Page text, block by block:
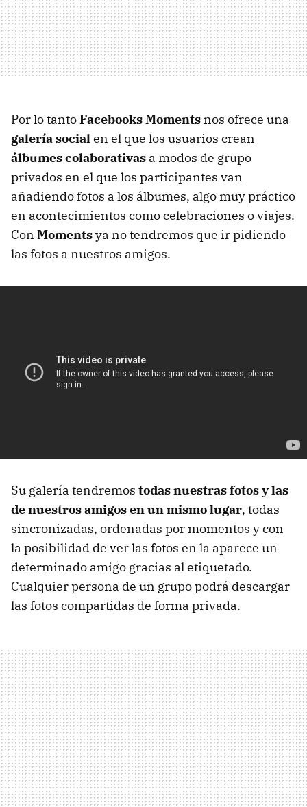
Por lo tantoFacebooks Moments nos ofrece una
galería socialen el que los usuarios crean
álbumes colaborativas a modos de grupo
privados en el que los participantes van
añadiendo fotos a los álbumes, algo muy práctico
en acontecimientos como celebraciones o viajes.
Con Momentsya no tendremos que ir pidiendo
las fotos a nuestros amigos.
Su galería tendremos todas nuestras fotos y las
de nuestros amigos en un mismo lugar, todas
sincronizadas, ordenadas por momentos y con
la posibilidad de ver las fotos en la aparece un
determinado amigo gracias al etiquetado.
Cualquier persona de un grupo podrá descargar
las fotos compartidas de forma privada.